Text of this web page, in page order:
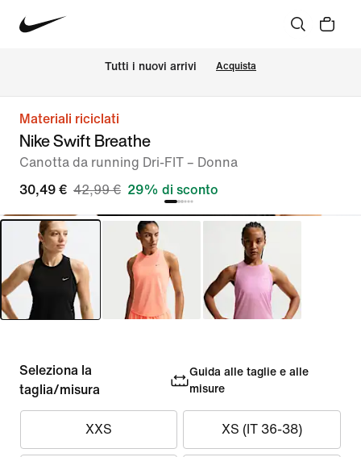
Tutti i nuovi arrivi Acquista
Materiali riciclati
Nike Swift Breathe
Canotta da running Dri-FIT – Donna
30,49 € 42,99 € 29% di sconto
Seleziona la
taglia/misura
Guida alle taglie e alle
misure
XXS XS (IT 36-38)